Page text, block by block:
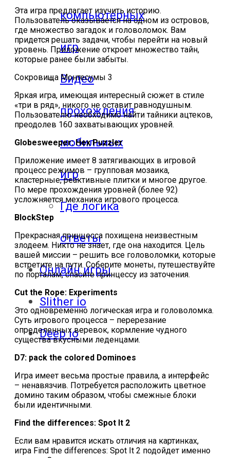
компьютерных
игр
Видео
прохождения
мобильных
игр
Где логика
ответы
Онлайн игры
Slither io
Deep io
Эта игра предлагает изучить историю.
Пользователь оказывается на одном из островов,
где множество загадок и головоломок. Вам
придется решать задачи, чтобы перейти на новый
уровень. Приложение откроет множество тайн,
которые ранее были забыты.
Сокровища Монтесумы 3
Яркая игра, имеющая интересный сюжет в стиле
«три в ряд», никого не оставит равнодушным.
Пользователю необходимо найти тайники ацтеков,
преодолев 160 захватывающих уровней.
Globesweeper: Hex Puzzler
Приложение имеет 8 затягивающих в игровой
процесс режимов – групповая мозаика,
кластерные, реактивные плитки и многое другое.
По мере прохождения уровней (более 92)
усложняется механика игрового процесса.
BlockStep
Прекрасная принцесса похищена неизвестным
злодеем. Никто не знает, где она находится. Цель
вашей миссии – решить все головоломки, которые
встретите на пути. Соберите монеты, путешествуйте
по порталам, спасите принцессу из заточения.
Cut the Rope: Experiments
Это одновременно логическая игра и головоломка.
Суть игрового процесса – перерезание
определенных веревок, кормление чудного
существа вкусными леденцами.
D7: pack the colored Dominoes
Игра имеет весьма простые правила, а интерфейс
– ненавязчив. Потребуется расположить цветное
домино таким образом, чтобы смежные блоки
были идентичными.
Find the differences: Spot It 2
Если вам нравится искать отличия на картинках,
игра Find the differences: Spot It 2 подойдет именно